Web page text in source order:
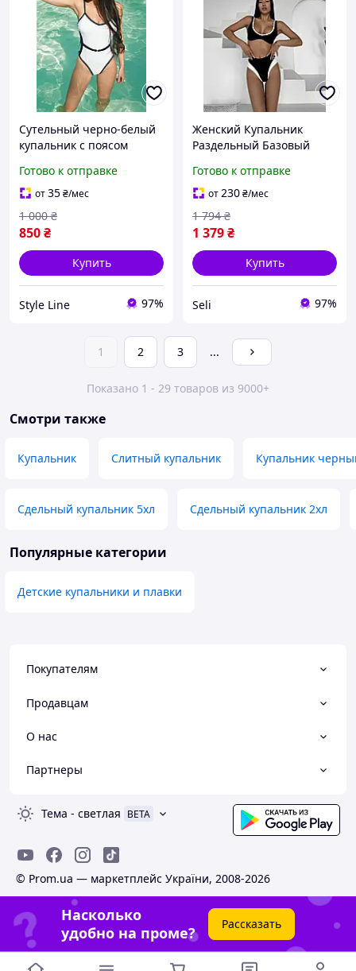
Cутельный черно-белый
купальник с поясом
Готово к отправке
от35₴/мес
850₴
1 000 ₴
Купить
Style Line 97%
Женский Купальник
Раздельный Базовый
Купальник Жіночий
Роздільний Базовий
Cosmo Чорно Білий
Готово к отправке
от230₴/мес
1 379₴
1 794 ₴
Купить
Seli 97%
1 2 3 ...
Показано 1 - 29 товаров из 9000+
Смотри также
Купальник Слитный купальник Купальник
Сдельный купальник 5хл Сдельный купальник 2хл
Популярные категории
Детские купальники и плавки
Покупателям
Продавцам
О нас
Партнеры
Тема - светлая BETA
© Prom.ua — маркетплейс України, 2008-2026
Насколько
удобно на проме?
Рассказать